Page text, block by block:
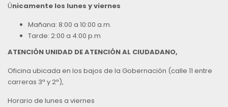
Únicamente los lunes y viernes
Mañana: 8:00 a 10:00 a.m.
Tarde: 2:00 a 4:00 p.m
ATENCIÓN UNIDAD DE ATENCIÓN AL CIUDADANO,
Oficina ubicada en los bajos de la Gobernación (calle 11 entre
carreras 3ª y 2ª),
Horario de lunes a viernes